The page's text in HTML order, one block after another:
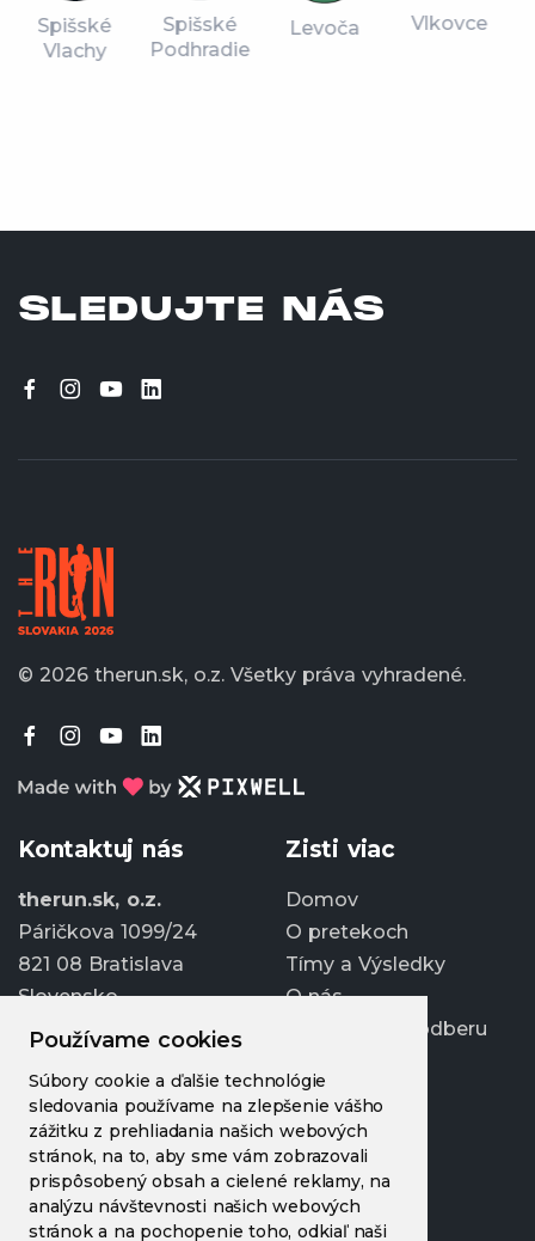
Používame cookies
Súbory cookie a ďalšie technológie
sledovania používame na zlepšenie vášho
zážitku z prehliadania našich webových
stránok, na to, aby sme vám zobrazovali
prispôsobený obsah a cielené reklamy, na
analýzu návštevnosti našich webových
stránok a na pochopenie toho, odkiaľ naši
Spišské
Vlachy
Spišské
Podhradie
Levoča Vlkovce
SLEDUJTE NÁS
© 2026 therun.sk, o.z. Všetky práva vyhradené.
Kontaktuj nás
therun.sk, o.z.
Páričkova 1099/24
821 08 Bratislava
Slovensko
info@therun.sk
+421 907 807 363
Upraviť cookies
Zisti viac
Domov
O pretekoch
Tímy a Výsledky
O nás
Prihlásiť sa k odberu